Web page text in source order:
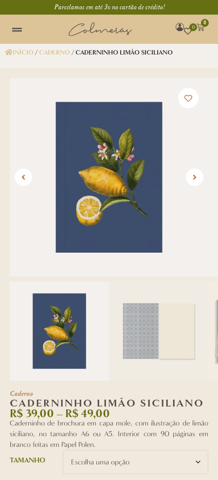
Parcelamos em até 3x no cartão de crédito!
0
0
INÍCIO/CADERNO/ CADERNINHO LIMÃO SICILIANO
Caderno
CADERNINHO LIMÃO SICILIANO
R$ 39,00 – R$ 49,00
Caderninho de brochura em capa mole, com ilustração de limão
siciliano, no tamanho A6 ou A5. Interior com 90 páginas em
branco feitas em Papel Polen.
TAMANHO